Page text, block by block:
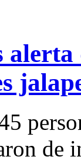
de